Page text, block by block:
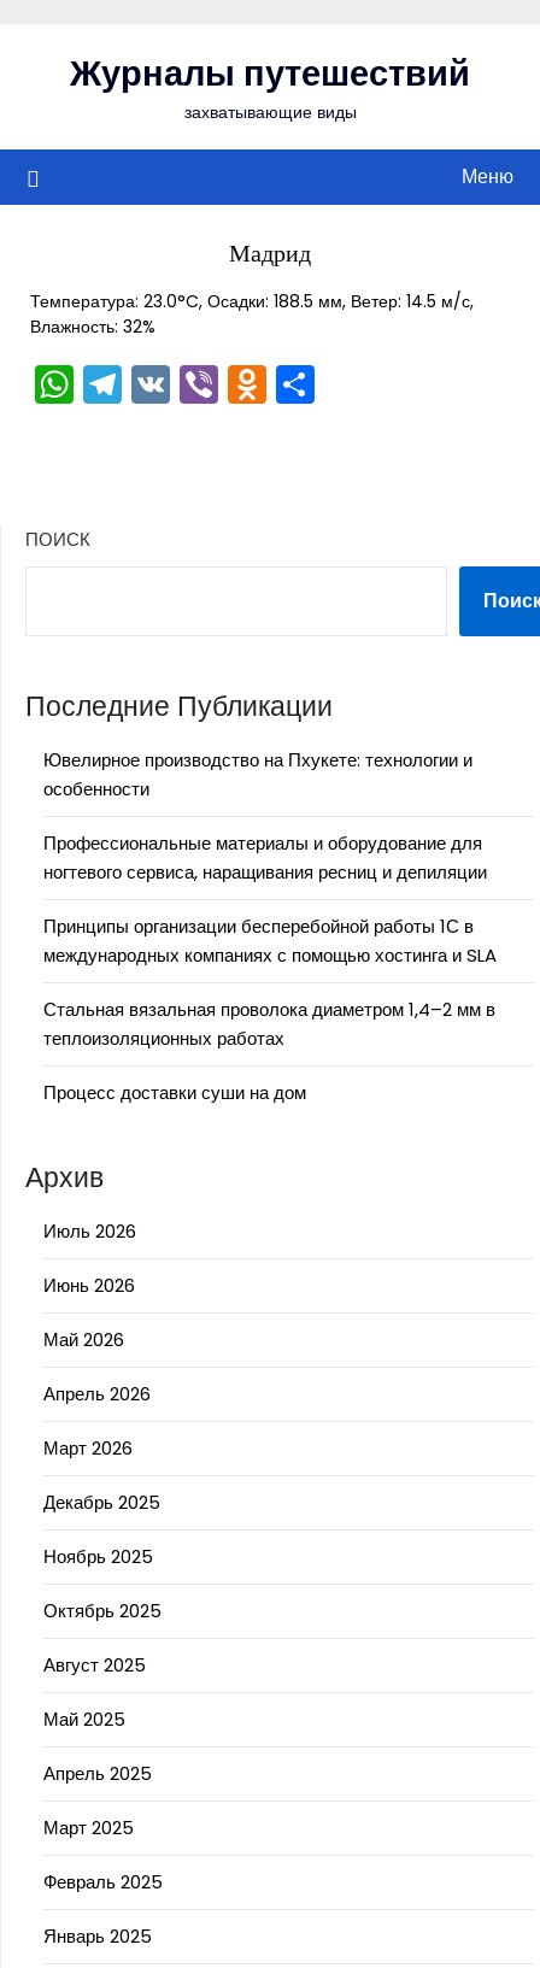
содержимомуЖурналы путешествий
захватывающие виды
Меню
Мадрид
Температура: 23.0°C, Осадки: 188.5 мм, Ветер: 14.5 м/с,
Влажность: 32%
WhatsApp
Telegram
VKViberOdnoklassniki
ПОИСК
Последние Публикации
Ювелирное производство на Пхукете: технологии и
особенности
Профессиональные материалы и оборудование для
ногтевого сервиса, наращивания ресниц и депиляции
Принципы организации бесперебойной работы 1С в
международных компаниях с помощью хостинга и SLA
Стальная вязальная проволока диаметром 1,4–2 мм в
теплоизоляционных работах
Процесс доставки суши на дом
Архив
Июль 2026
Июнь 2026
Май 2026
Апрель 2026
Март 2026
Декабрь 2025
Ноябрь 2025
Октябрь 2025
Август 2025
Май 2025
Апрель 2025
Март 2025
Февраль 2025
Январь 2025